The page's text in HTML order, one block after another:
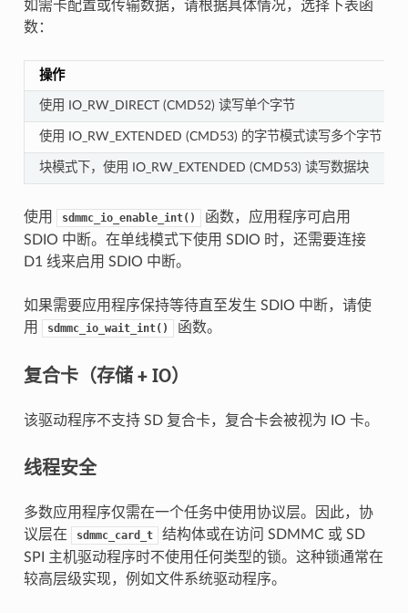
如需卡配置或传输数据，请根据具体情况，选择下表函
数：
操作
使用 IO_RW_DIRECT (CMD52) 读写单个字节
使用 IO_RW_EXTENDED (CMD53) 的字节模式读写多个字节
块模式下，使用 IO_RW_EXTENDED (CMD53) 读写数据块
使用 sdmmc_io_enable_int()
函数，应用程序可启用
SDIO 中断。在单线模式下使用 SDIO 时，还需要连接
D1 线来启用 SDIO 中断。
如果需要应用程序保持等待直至发生 SDIO 中断，请使
用
sdmmc_io_wait_int() 函数。
复合卡（存储 + IO）
该驱动程序不支持 SD 复合卡，复合卡会被视为 IO 卡。
线程安全
多数应用程序仅需在一个任务中使用协议层。因此，协
议层在
sdmmc_card_t
结构体或在访问 SDMMC 或 SD
SPI 主机驱动程序时不使用任何类型的锁。这种锁通常在
较高层级实现，例如文件系统驱动程序。